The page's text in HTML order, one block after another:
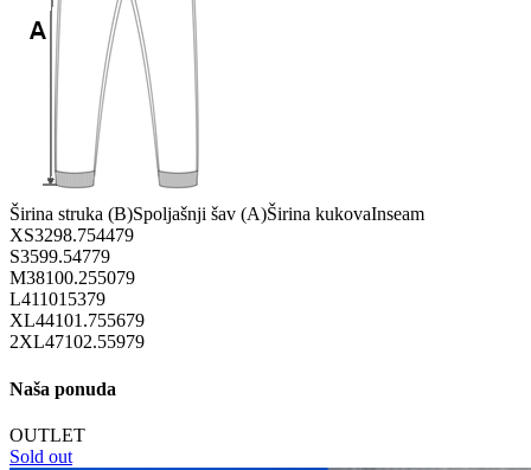
Širina struka (B)Spoljašnji šav (A)Širina kukovaInseam
XS3298.754479
S3599.54779
M38100.255079
L41101 5379
XL44101.755679
2XL47102.55979
Naša ponuda
OUTLET
Sold out